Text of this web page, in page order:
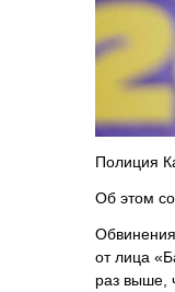
Полиция
Об этом
от лица
раз выше,